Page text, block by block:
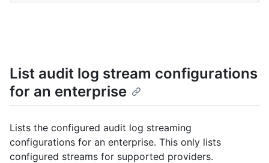
List audit log stream configurations
for an enterprise
Lists the configured audit log streaming
configurations for an enterprise. This only lists
configured streams for supported providers.